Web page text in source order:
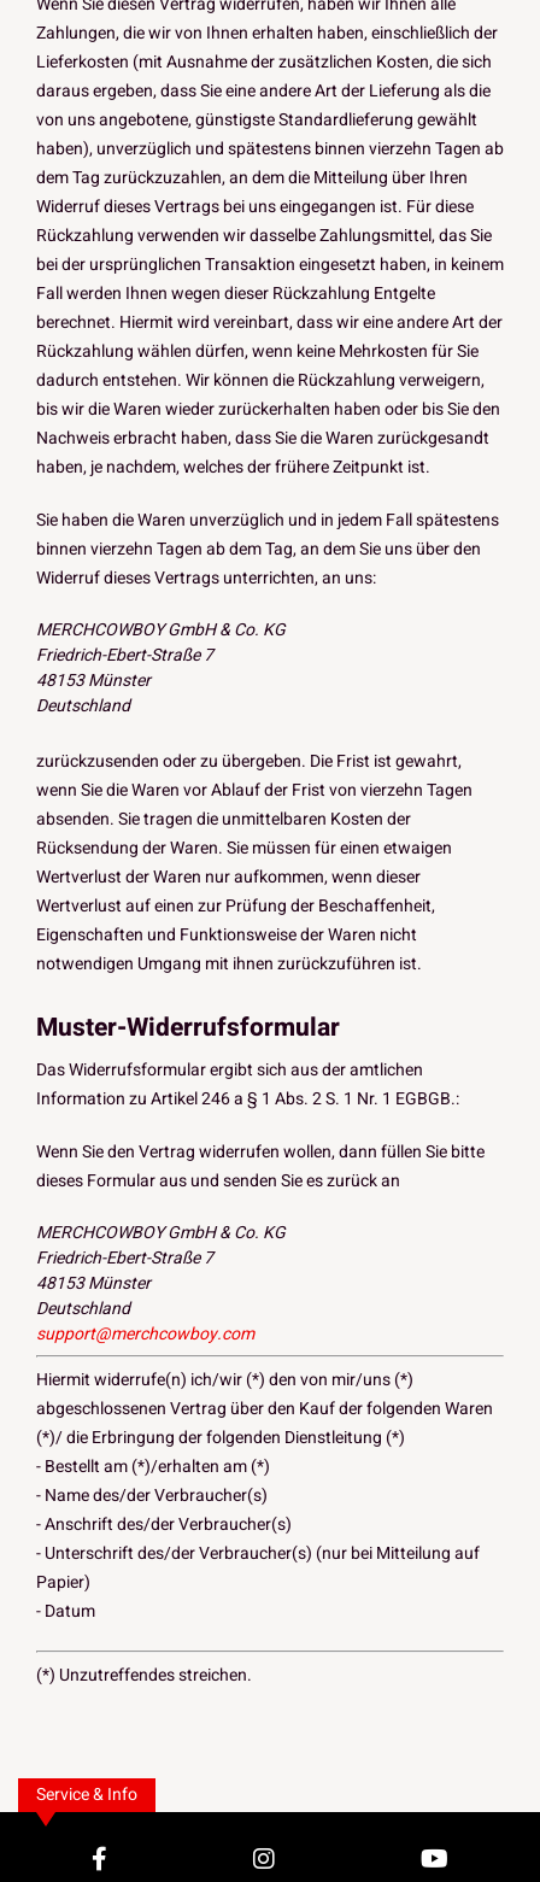
Zahlungen, die wir von Ihnen erhalten haben, einschließlich der
Lieferkosten (mit Ausnahme der zusätzlichen Kosten, die sich
daraus ergeben, dass Sie eine andere Art der Lieferung als die
von uns angebotene, günstigste Standardlieferung gewählt
haben), unverzüglich und spätestens binnen vierzehn Tagen ab
dem Tag zurückzuzahlen, an dem die Mitteilung über Ihren
Widerruf dieses Vertrags bei uns eingegangen ist. Für diese
Rückzahlung verwenden wir dasselbe Zahlungsmittel, das Sie
bei der ursprünglichen Transaktion eingesetzt haben, in keinem
Fall werden Ihnen wegen dieser Rückzahlung Entgelte
berechnet. Hiermit wird vereinbart, dass wir eine andere Art der
Rückzahlung wählen dürfen, wenn keine Mehrkosten für Sie
dadurch entstehen. Wir können die Rückzahlung verweigern,
bis wir die Waren wieder zurückerhalten haben oder bis Sie den
Nachweis erbracht haben, dass Sie die Waren zurückgesandt
haben, je nachdem, welches der frühere Zeitpunkt ist.
Sie haben die Waren unverzüglich und in jedem Fall spätestens
binnen vierzehn Tagen ab dem Tag, an dem Sie uns über den
Widerruf dieses Vertrags unterrichten, an uns:
MERCHCOWBOY GmbH & Co. KG
Friedrich-Ebert-Straße 7
48153 Münster
Deutschland
zurückzusenden oder zu übergeben. Die Frist ist gewahrt,
wenn Sie die Waren vor Ablauf der Frist von vierzehn Tagen
absenden. Sie tragen die unmittelbaren Kosten der
Rücksendung der Waren. Sie müssen für einen etwaigen
Wertverlust der Waren nur aufkommen, wenn dieser
Wertverlust auf einen zur Prüfung der Beschaffenheit,
Eigenschaften und Funktionsweise der Waren nicht
notwendigen Umgang mit ihnen zurückzuführen ist.
Muster-Widerrufsformular
Das Widerrufsformular ergibt sich aus der amtlichen
Information zu Artikel 246 a § 1 Abs. 2 S. 1 Nr. 1 EGBGB.:
Wenn Sie den Vertrag widerrufen wollen, dann füllen Sie bitte
dieses Formular aus und senden Sie es zurück an
MERCHCOWBOY GmbH & Co. KG
Friedrich-Ebert-Straße 7
48153 Münster
Deutschland
support@merchcowboy.com
Hiermit widerrufe(n) ich/wir (*) den von mir/uns (*)
abgeschlossenen Vertrag über den Kauf der folgenden Waren
(*)/ die Erbringung der folgenden Dienstleitung (*)
- Bestellt am (*)/erhalten am (*)
- Name des/der Verbraucher(s)
- Anschrift des/der Verbraucher(s)
- Unterschrift des/der Verbraucher(s) (nur bei Mitteilung auf
Papier)
- Datum
(*) Unzutreffendes streichen.
Service & Info